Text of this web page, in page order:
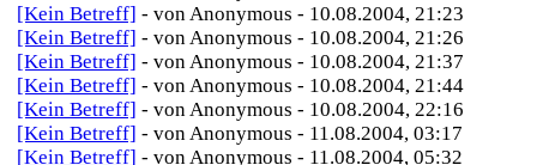
[Kein Betreff] - von Anonymous - 10.08.2004, 21:23
[Kein Betreff] - von Anonymous - 10.08.2004, 21:26
[Kein Betreff] - von Anonymous - 10.08.2004, 21:37
[Kein Betreff] - von Anonymous - 10.08.2004, 21:44
[Kein Betreff] - von Anonymous - 10.08.2004, 22:16
[Kein Betreff] - von Anonymous - 11.08.2004, 03:17
[Kein Betreff] - von Anonymous - 11.08.2004, 05:32